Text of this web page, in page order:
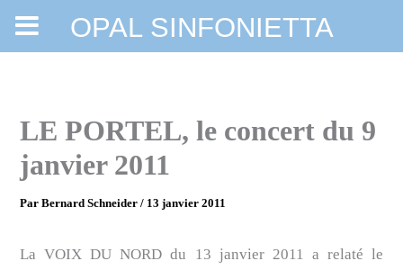
LE PORTEL, le concert du 9
janvier 2011
ParBernard Schneider/ 13 janvier 2011
La VOIX DU NORD du 13 janvier 2011 a relaté le
OPAL SINFONIETTA